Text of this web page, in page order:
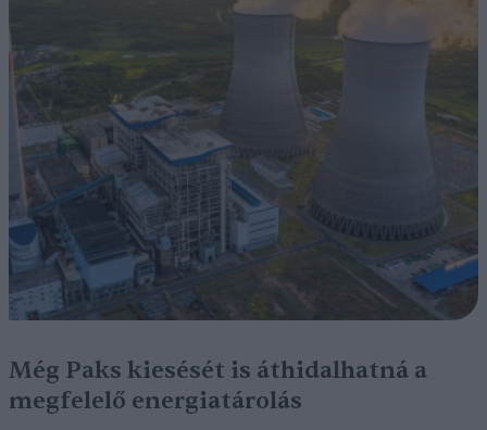
Még Paks kiesését is áthidalhatná a
megfelelő energiatárolás